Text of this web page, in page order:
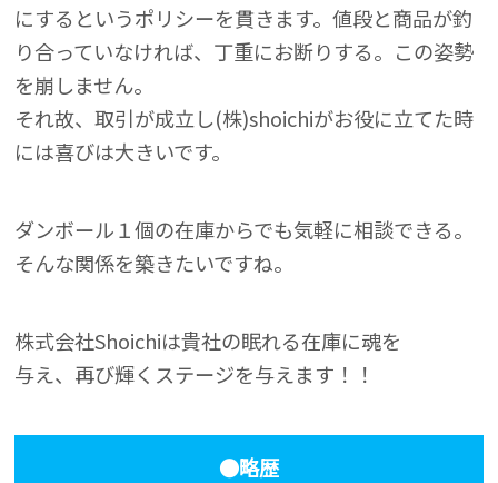
にするというポリシーを貫きます。値段と商品が釣
り合っていなければ、丁重にお断りする。この姿勢
を崩しません。
それ故、取引が成立し(株)shoichiがお役に立てた時
には喜びは大きいです。
ダンボール１個の在庫からでも気軽に相談できる。
そんな関係を築きたいですね。
株式会社Shoichiは貴社の眠れる在庫に魂を
与え、再び輝くステージを与えます！！
●略歴